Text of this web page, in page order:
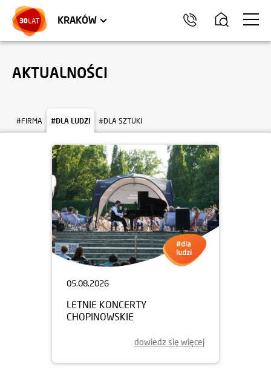
KRAKÓW
TRÓJMIASTO
LOKALE USŁUGOWE
AKTUALNOŚCI
#FIRMA #DLA LUDZI #DLA SZTUKI
05.08.2026
LETNIE KONCERTY
CHOPINOWSKIE
dowiedz się więcej